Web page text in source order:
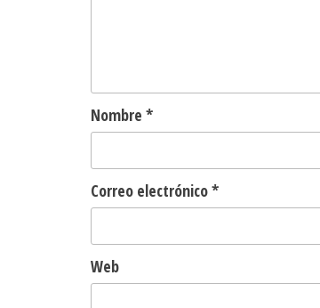
Nombre *
Correo electrónico*
Web